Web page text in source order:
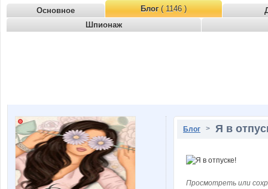
Основное Блог( 1146 )
Шпионаж
Блог > Я в
Просмотреть или